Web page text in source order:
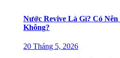
Nước Revive Là Gì? Có
Không?
20 Tháng 5, 2026